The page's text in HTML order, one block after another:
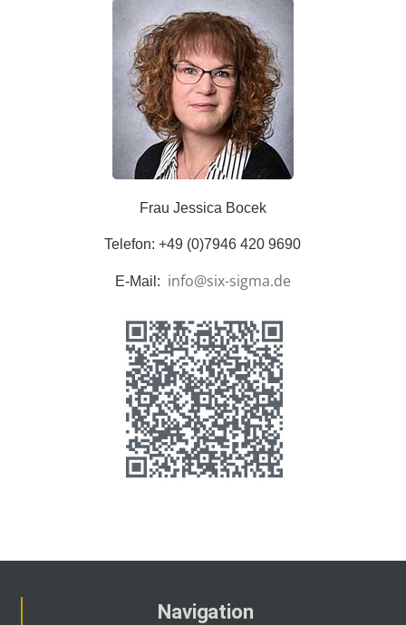
Frau Jessica Bocek
Telefon: +49 (0)7946 420 9690
E-Mail: info@six-sigma.de
Navigation